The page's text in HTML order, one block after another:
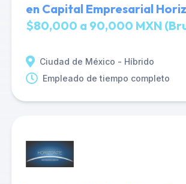
en Capital Empresarial
$80,000 a 90,000 MXN
Ciudad de México - Híbrido
Empleado de tiempo completo